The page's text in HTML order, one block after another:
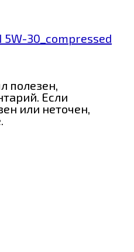
5W-30_compressed
полезен,
Если
или неточен,